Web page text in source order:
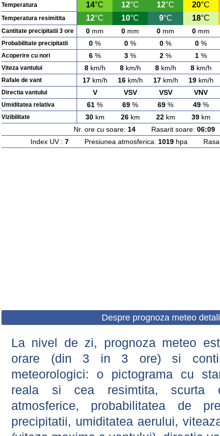
Temperatura 14°C 12°C 12°C 20°C
Temperatura resimitita 12°C 10°C 9°C 18°C
Cantitate precipitatii 3 ore 0 mm 0 mm 0 mm 0 mm
Probabilitate precipitatii 0 % 0 % 0 % 0 %
Acoperire cu nori 6 % 3 % 2 % 1 %
Viteza vantului 8km/h 8km/h 8km/h 8km/h
Rafale de vant 17km/h 16km/h 17km/h 19km/h
Directia vantului V VSV VSV VNV
Umiditatea relativa 61 % 69 % 69 % 49 %
Vizibilitate 30km 26km 22km 39km
Nr. ore cu soare: 14Rasarit soare: 06:09
Index UV : 7Presiunea atmosferica: 1019hpa
Despre prognoza meteo
La nivel de zi, prognoza meteo
orare (din 3 in 3 ore) si
meteorologici: o pictograma cu
reala si cea resimtita, scurta
atmosferice, probabilitatea de
precipitatii, umiditatea aerului,